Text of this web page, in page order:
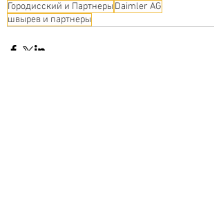
Городисский и Партнеры Daimler AG
швырев и партнеры